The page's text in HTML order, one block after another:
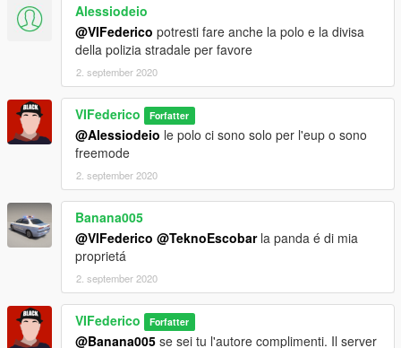
Alessiodeio
@VIFederico potresti fare anche la polo e la divisa
della polizia stradale per favore
2. september 2020
VIFederico Forfatter
@Alessiodeio le polo ci sono solo per l'eup o sono
freemode
2. september 2020
Banana005
@VIFederico @TeknoEscobarla panda é di mia
proprietá
2. september 2020
VIFederico Forfatter
@Banana005 se sei tu l'autore complimenti. Il server